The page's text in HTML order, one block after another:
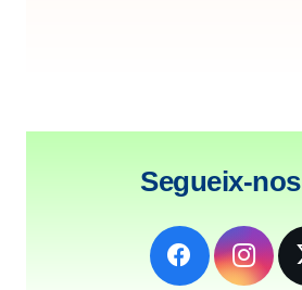
Segueix-nos